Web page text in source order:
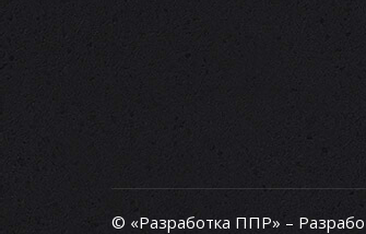
© «Разработка ППР» –